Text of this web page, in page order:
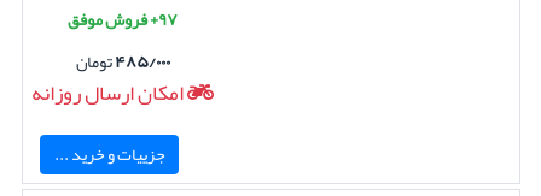
۹۷+ فروش موفق
۴۸۵/۰۰۰تومان
امکان ارسال روزانه
جزییات و خرید ...